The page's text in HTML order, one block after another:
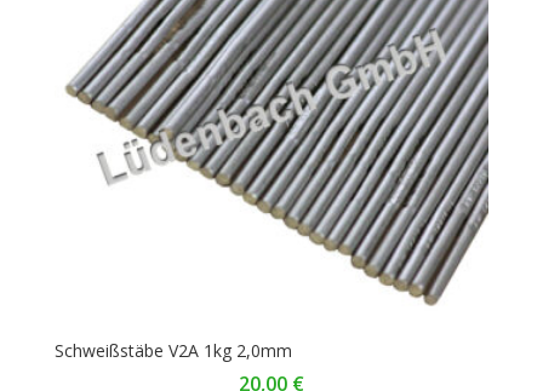
Schweißstäbe V2A 1kg 2,0mm
20,00 €